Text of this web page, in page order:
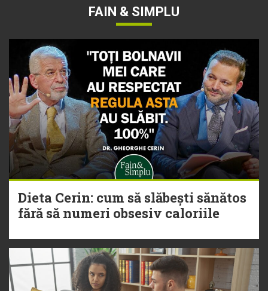
FAIN & SIMPLU
Dieta Cerin: cum să slăbești sănătos
fără să numeri obsesiv caloriile